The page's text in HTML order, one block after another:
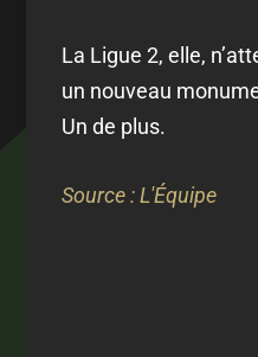
La Ligue 2, elle,
un nouveau
Un de plus.
Source : L'Équipe